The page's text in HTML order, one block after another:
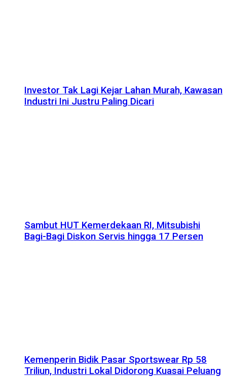
Investor Tak Lagi Kejar Lahan Murah, Kawasan
Industri Ini Justru Paling Dicari
Sambut HUT Kemerdekaan RI, Mitsubishi
Bagi-Bagi Diskon Servis hingga 17 Persen
Kemenperin Bidik Pasar Sportswear Rp 58
Triliun, Industri Lokal Didorong Kuasai Peluang